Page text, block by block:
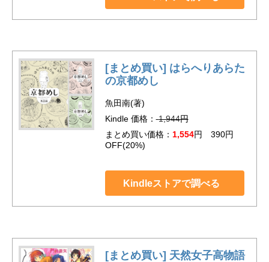
[まとめ買い] はらへりあらた
の京都めし
魚田南(著)
Kindle 価格： 1,944円
まとめ買い価格： 1,554円 390円
OFF(20%)
Kindleストアで調べる
[まとめ買い] 天然女子高物語